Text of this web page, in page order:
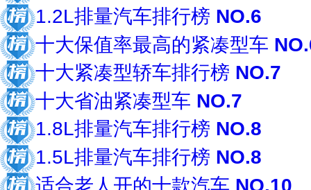
1.2L排量汽车排行榜 NO.6
十大保值率最高的紧凑型车
十大紧凑型轿车排行榜 NO.7
十大省油紧凑型车 NO.7
1.8L排量汽车排行榜 NO.8
1.5L排量汽车排行榜 NO.8
适合老人开的十款汽车 NO.10